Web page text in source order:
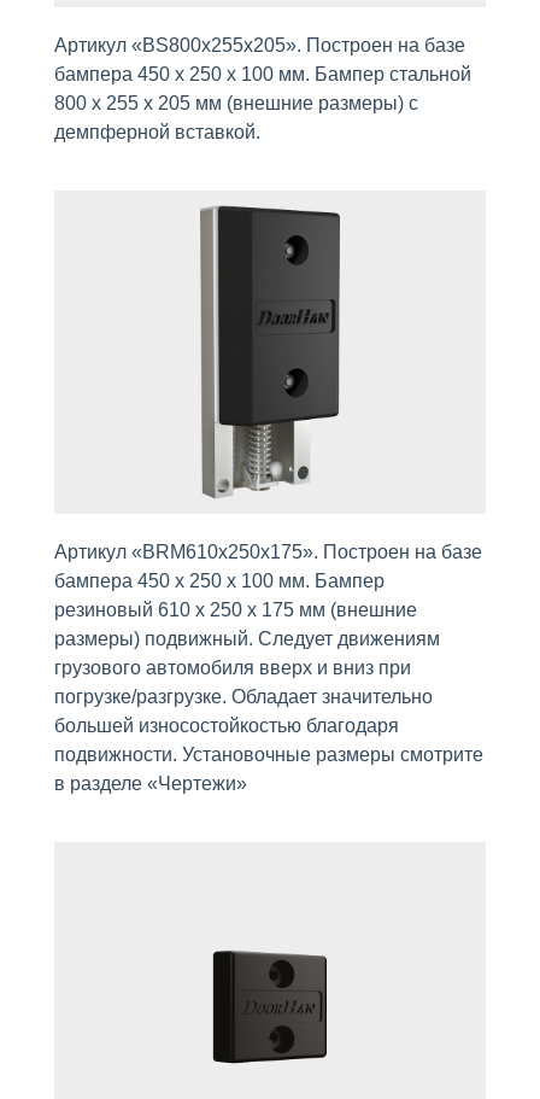
Артикул «BS800х255х205». Построен на базе
бампера 450 x 250 x 100 мм. Бампер стальной
800 х 255 х 205 мм (внешние размеры) с
демпферной вставкой.
Артикул «BRM610х250х175». Построен на базе
бампера 450 x 250 x 100 мм. Бампер
резиновый 610 х 250 х 175 мм (внешние
размеры) подвижный. Следует движениям
грузового автомобиля вверх и вниз при
погрузке/разгрузке. Обладает значительно
большей износостойкостью благодаря
подвижности. Установочные размеры смотрите
в разделе «Чертежи»